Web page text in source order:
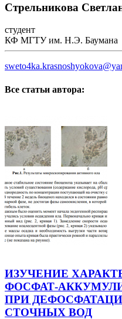
Стрельникова
студент
КФ МГТУ им. Н.Э. Баумана
Все статьи автора:
ИЗУЧЕНИЕ
ФОСФАТ-
ПРИ
СТОЧНЫХ ВОД